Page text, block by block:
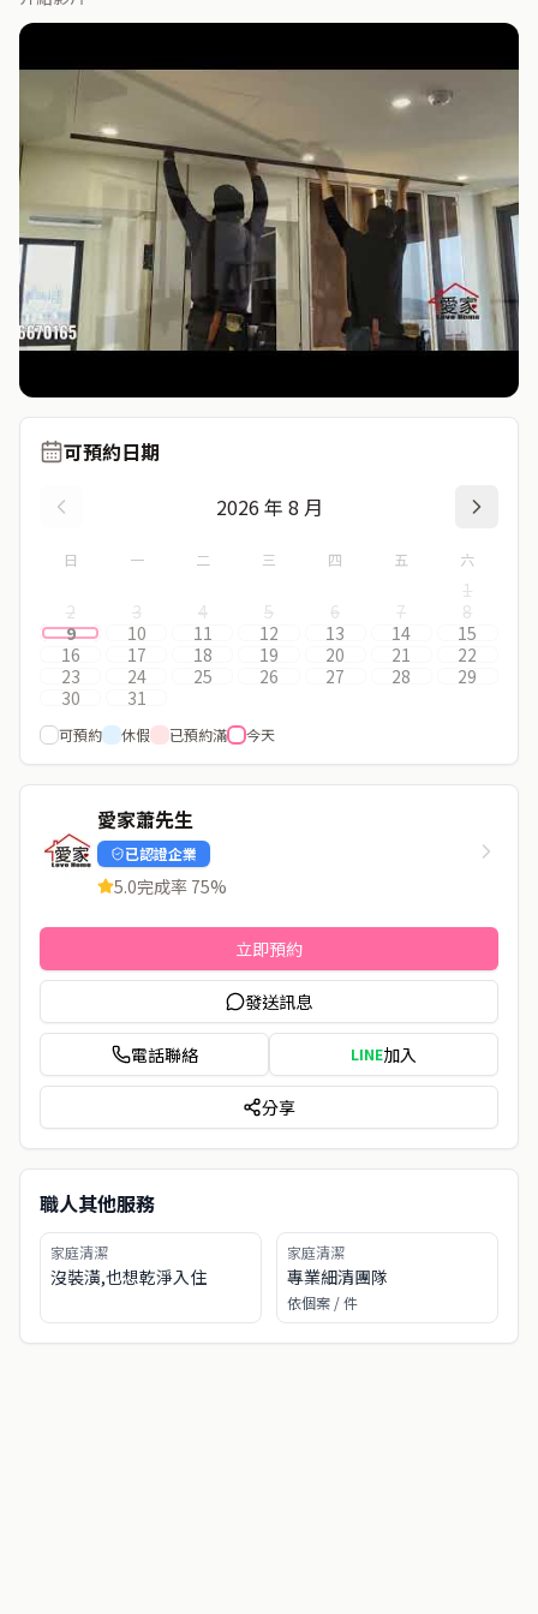
可預約日期
2026 年 8 月
日 一 二 三 四 五 六
1
2
3 4 5 6 7
8
9
10 11 12 13 14
15
16
17 18 19 20 21
22
23
24 25 26 27 28
29
30
31
可預約 休假 已預約滿 今天
愛家蕭先生
已認證企業
5.0完成率 75%
立即預約
發送訊息
電話聯絡 LINE加入
分享
職人其他服務
家庭清潔
沒裝潢,也想乾淨入住
家庭清潔
專業細清團隊
依個案 / 件